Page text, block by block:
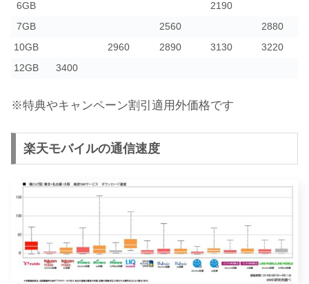
6GB
2190
7GB
2560
2880
10GB
2960 2890 3130
3220
12GB
3400
※特典やキャンペーン割引適用外価格です
楽天モバイルの通信速度